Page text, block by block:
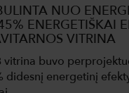
NUO
ENERGETIŠKAI
VITRINA
vitrina buvo
didesnį energetinį